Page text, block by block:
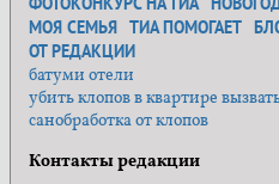
МОЯ СЕМЬЯ ТИА ПОМОГАЕТ
ОТ РЕДАКЦИИ
батуми отели
убить клопов в квартире
санобработка от клопов
Контакты редакции